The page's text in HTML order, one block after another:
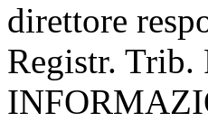
direttore
Registr. Trib.